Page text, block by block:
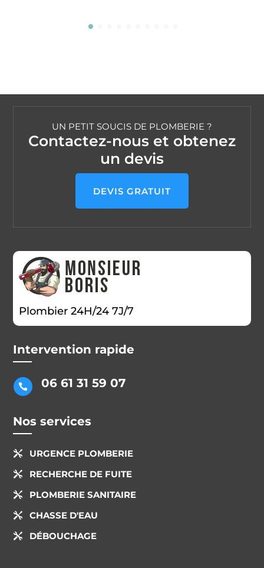
UN PETIT SOUCIS DE PLOMBERIE ?
Contactez-nous et obtenez
un devis
DEVIS GRATUIT
Plombier 24H/24 7J/7
Intervention rapide
 06 61 31 59 07
Nos services
 URGENCE PLOMBERIE
 RECHERCHE DE FUITE
 PLOMBERIE SANITAIRE
 CHASSE D'EAU
 DÉBOUCHAGE